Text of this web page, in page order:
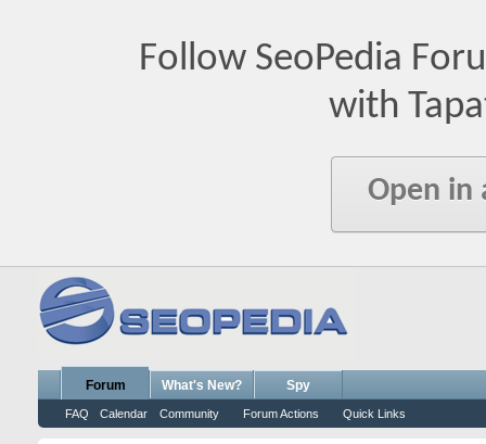
Follow SeoPedia
with
Open in
Forum
FAQ Calendar Community Forum Actions Quick Links
What's New? Spy